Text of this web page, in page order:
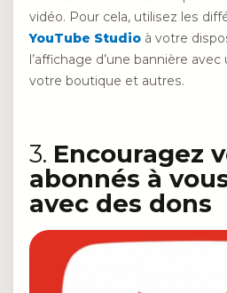
vidéo. Pour cela, utilisez les
YouTube Studio à votre
l’affichage d’une bannière
votre boutique et autres.
3. Encouragez
abonnés à
avec des dons